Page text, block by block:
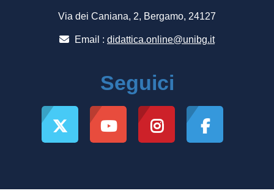
Via dei Caniana, 2, Bergamo, 24127
Email : didattica.online@unibg.it
Seguici